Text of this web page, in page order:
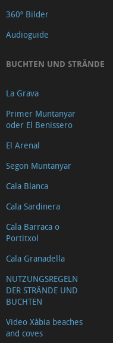
360º Bilder
Audioguide
BUCHTEN UND STRÄNDE
La Grava
Primer Muntanyar
oder El Benissero
El Arenal
Segon Muntanyar
Cala Blanca
Cala Sardinera
Cala Barraca o
Portitxol
Cala Granadella
NUTZUNGSREGELN
DER STRÄNDE UND
BUCHTEN
Video Xàbia beaches
and coves